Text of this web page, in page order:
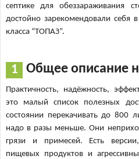
септике для обеззараживания
достойно зарекомендовали себя
класса “ТОПАЗ”.
Общее описание
Практичность, надёжность,
это малый список полезных
состоянии перекачивать до 800
надо в разы меньше. Они
грязи и примесей. Есть
пищевых продуктов и